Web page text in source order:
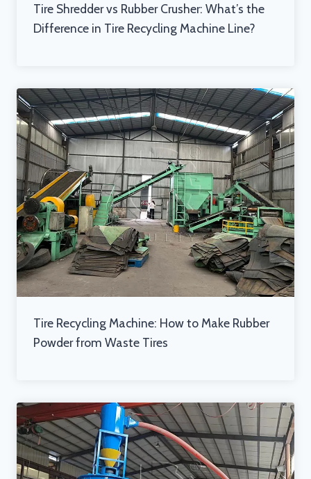
Tire Shredder vs Rubber Crusher: What’s the
Difference in Tire Recycling Machine Line?
Tire Recycling Machine: How to Make Rubber
Powder from Waste Tires